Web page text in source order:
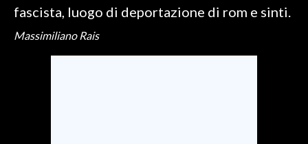
SARDI NEL MONDO
NOTIZIE
fascista, luogo di deportazione di rom e sinti.
Massimiliano Rais